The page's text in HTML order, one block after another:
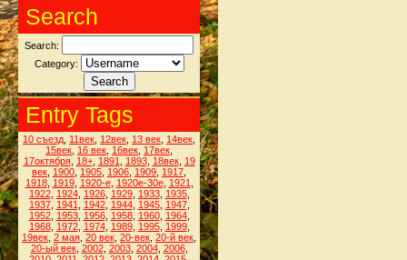
Search
Search:
Category:
Entry Tags
10 съезд 11век 12век 13 век 14век
15век 16 век 16век 17век
17октября, 18+, 1891 1893, 18век, 19
век 1900 1905 1906 1909 1917
1918, 1919, 1920-е, 1920е-30е, 1921
1922, 1924, 1926, 1929, 1933, 1935,
1937, 1941 1942, 1944, 1945, 1947,
1952, 1953, 1956, 1958, 1960, 1964,
1968, 1972, 1974, 1989, 1995, 1999,
19век 2 мая 20 век 20-век 20-й век
20-ый век, 2002, 2003, 2004, 2006,